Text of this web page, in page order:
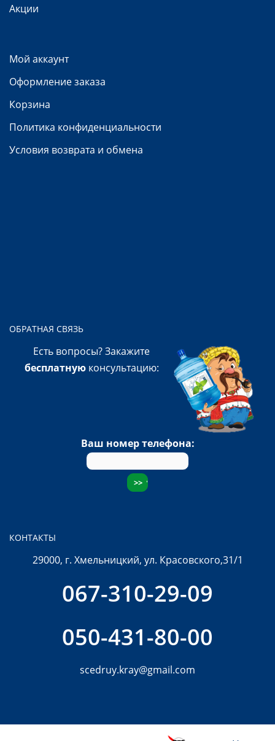
Акции
Мой аккаунт
Оформление заказа
Корзина
Политика конфиденциальности
Условия возврата и обмена
ОБРАТНАЯ СВЯЗЬ
Есть вопросы? Закажите
бесплатнуюконсультацию:
Ваш номер телефона:
КОНТАКТЫ
29000, г. Хмельницкий, ул. Красовского,31/1
067-310-29-09
050-431-80-00
scedruy.kray@gmail.com